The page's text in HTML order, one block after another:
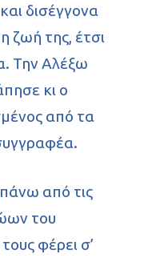
δισέγγονα
ζωή της, έτσι
Την Αλέξω
κι ο
από τα
από τις
του
φέρει σ’